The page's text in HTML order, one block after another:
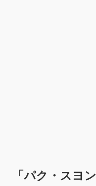
「パク・スヨン